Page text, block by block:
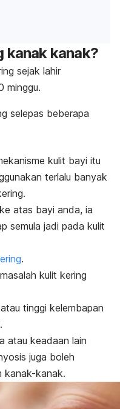
kanak kanak?
sejak lahir
minggu.
selepas beberapa
kulit bayi itu
terlalu banyak
atas bayi anda, ia
semula jadi pada kulit
.
kulit kering
tinggi kelembapan
atau keadaan lain
juga boleh
kanak-kanak.